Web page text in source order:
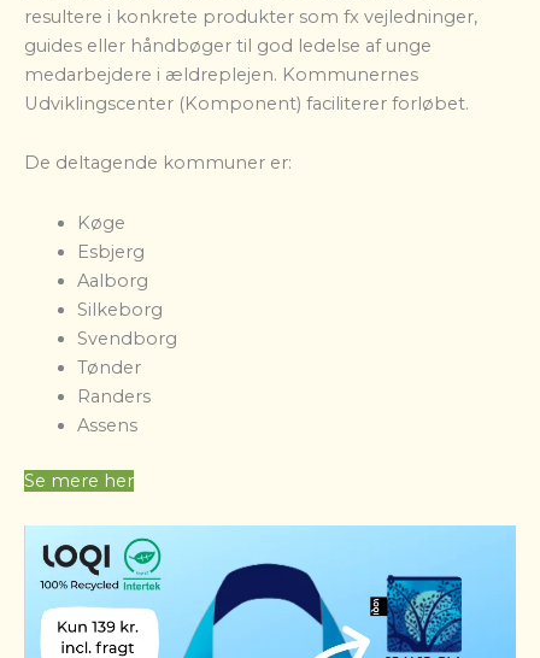
resultere i konkrete produkter som fx vejledninger,
guides eller håndbøger til god ledelse af unge
medarbejdere i ældreplejen. Kommunernes
Udviklingscenter (Komponent) faciliterer forløbet.
De deltagende kommuner er:
Køge
Esbjerg
Aalborg
Silkeborg
Svendborg
Tønder
Randers
Assens
Se mere her